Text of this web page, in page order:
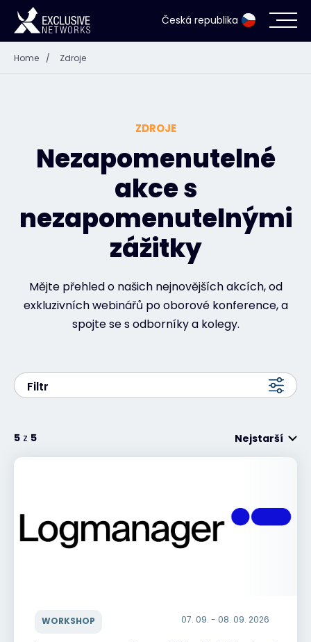
Česká republika
Zdroje
Přihlášení do Partner Portálu
Kontakt
Home / Zdroje
ZDROJE
Nezapomenutelné
akce s
nezapomenutelnými
zážitky
Mějte přehled o našich nejnovějších akcích, od
exkluzivních webinářů po oborové konference, a
spojte se s odborníky a kolegy.
Filtr
5 z 5 Nejstarší
WORKSHOP 07. 09. - 08. 09. 2026